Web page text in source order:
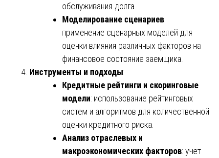
обслуживания долга.
Моделирование сценариев:
применение сценарных моделей для
оценки влияния различных факторов на
финансовое состояние заемщика.
Инструменты и подходы:
Кредитные рейтинги и скоринговые
модели: использование рейтинговых
систем и алгоритмов для количественной
оценки кредитного риска.
Анализ отраслевых и
макроэкономических факторов: учет